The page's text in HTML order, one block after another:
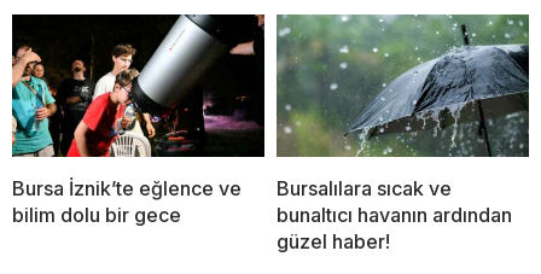
Bursa İznik’te eğlence ve
bilim dolu bir gece
Bursalılara sıcak ve
bunaltıcı havanın ardından
güzel haber!